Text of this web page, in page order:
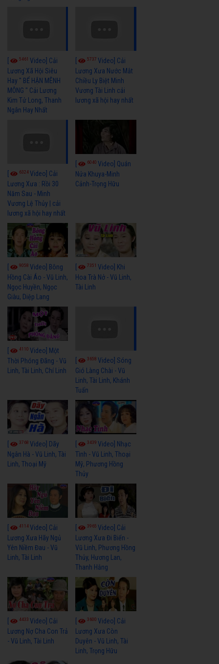
5461 Video] Cải
Lương Xã Hội Siêu
Hay " BỂ HẬN MÊNH
MÔNG " Cải Lương
Kim Tử Long, Thanh
Ngân Hay Nhất
5737Video] Cải
Lương Xưa Nước Mắt
Chiều Ly Biệt Minh
Vương Tài Linh cải
lương xã hội hay nhất
6324Video] Cải
Lương Xưa : Rồi 30
Năm Sau - Minh
Vương Lệ Thủy | cải
lương xã hội hay nhất
6040Video] Quán
Nửa Khuya-Minh
Cảnh-Trọng Hữu
9058 Video] Bông
Hồng Cài Áo - Vũ Linh,
Ngọc Huyền, Ngọc
Giàu, Diệp Lang
7351Video] Khi
Hoa Trà Nở - Vũ Linh,
Tài Linh
4110 Video] Một
Thời Phóng Đãng - Vũ
Linh, Tài Linh, Chí Linh
3658Video] Sóng
Gió Làng Chài - Vũ
Linh, Tài Linh, Khánh
Tuấn
3768 Video] Dãy
Ngân Hà - Vũ Linh, Tài
Linh, Thoại Mỹ
3439Video] Nhạc
Tình - Vũ Linh, Thoại
Mỹ, Phương Hồng
Thủy
4114Video] Cải
Lương Xưa Hãy Ngủ
Yên Niềm Đau - Vũ
Linh, Tài Linh
3965Video] Cải
Lương Xưa Đi Biển -
Vũ Linh, Phương Hồng
Thủy, Hương Lan,
Thanh Hằng
4433 Video] Cải
Lương Nợ Cha Con Trả
- Vũ Linh, Tài Linh
3600Video] Cải
Lương Xưa Còn
Duyên - Vũ Linh, Tài
Linh, Trọng Hữu